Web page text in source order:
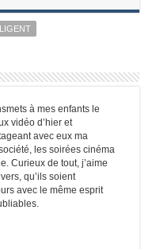
à mes enfants le
vidéo d’hier et
avec eux ma
les soirées cinéma
Curieux de tout, j’aime
qu’ils soient
avec le même esprit